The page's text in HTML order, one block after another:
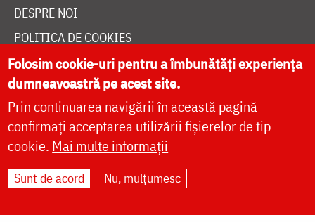
DESPRE NOI
POLITICA DE COOKIES
DONEAZĂ ONLINE PENTRU CATEDRALA NAȚIONALĂ
LIVE
Site dezvoltat deDOXOLOGIA MEDIA
Folosim cookie-uri pentru a îmbunătăți experiența
dumneavoastră pe acest site.
Prin continuarea navigării în această pagină
confirmați acceptarea utilizării fișierelor de tip
cookie. Mai multe informații
Sunt de acord Nu, mulțumesc